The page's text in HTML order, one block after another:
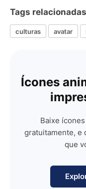
Tags relacionadas
culturas avatar
Ícones
Baixe
gratuitamente, e
que